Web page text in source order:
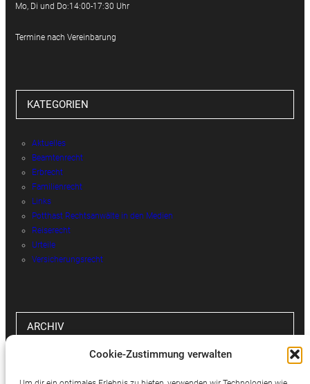
Cookie-Zustimmung verwalten
Mo, Di und Do:14:00-17:30 Uhr
Termine nach Vereinbarung
KATEGORIEN
Aktuelles
Beamtenrecht
Erbrecht
Familienrecht
Links
Potthast Rechtsanwälte in den Medien
Reiserecht
Urteile
Versicherungsrecht
ARCHIV